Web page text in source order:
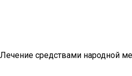
Лечение средствами народной